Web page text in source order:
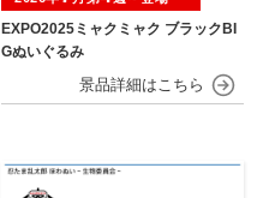
EXPO2025ミャクミャク ブラックBI
Gぬいぐるみ